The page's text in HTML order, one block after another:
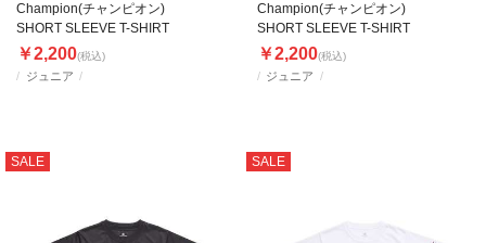
ジュニア
Champion(チャンピオン)
SHORT SLEEVE T-SHIRT
￥2,200(税込)
ジュニア
Champion(チャンピオン)
SHORT SLEEVE T-SHIRT
￥2,200(税込)
SALE SALE